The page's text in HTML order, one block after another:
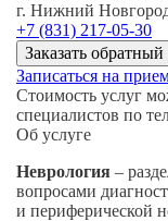
г. Нижний
+7 (831) 217-05-30
Заказать
Записаться на
Стоимость услуг
специалистов по
Об услуге
Неврология –
вопросами
и периферической